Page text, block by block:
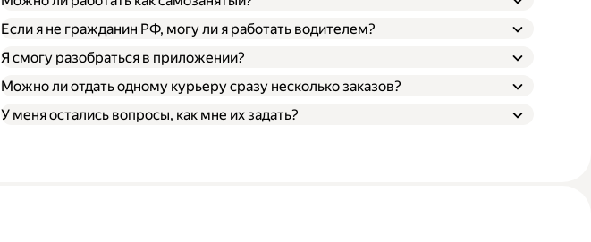
Если я не гражданин РФ, могу ли я работать водителем?
Я смогу разобраться в приложении?
Можно ли отдать одному курьеру сразу несколько заказов?
У меня остались вопросы, как мне их задать?